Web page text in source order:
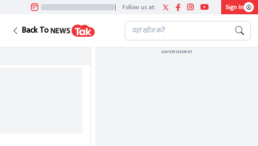
| Follow us at: Sign In
Back To
ADVERTISEMENT